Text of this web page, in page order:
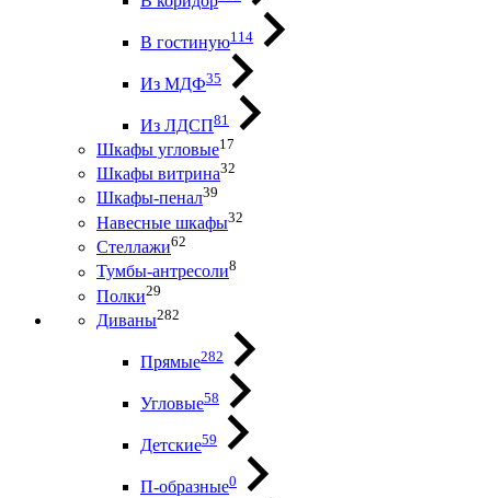
В гостиную114
Из МДФ35
Из ЛДСП81
Шкафы угловые17
Шкафы витрина32
Шкафы-пенал39
Навесные шкафы32
Стеллажи62
Тумбы-антресоли8
Полки29
Диваны282
Прямые282
Угловые58
Детские59
П-образные0